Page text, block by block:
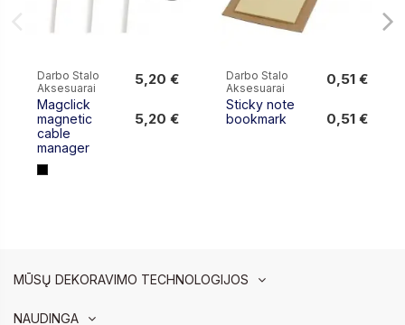
Darbo Stalo
Aksesuarai
Magclick
magnetic
cable
manager
5,20 €
5,20 €
Darbo Stalo
Aksesuarai
Sticky note
bookmark
0,51 €
0,51 €
MŪSŲ DEKORAVIMO TECHNOLOGIJOS
NAUDINGA